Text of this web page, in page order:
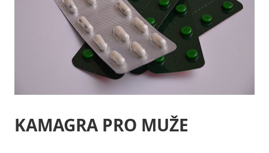
KAMAGRA PRO MUŽE